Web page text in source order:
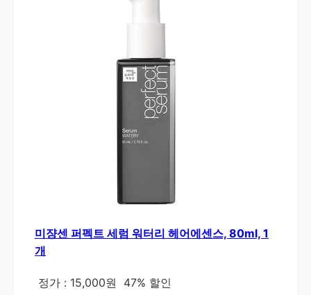
미쟝센 퍼펙트 세럼 워터리 헤어에센스, 80ml, 1
개
정가 : 15,000원
47% 할인